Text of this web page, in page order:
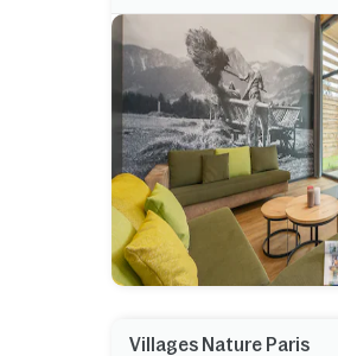
Villages Nature Paris